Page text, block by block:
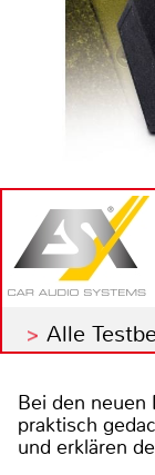
Alle
Bei den neuen
praktisch
und erklären